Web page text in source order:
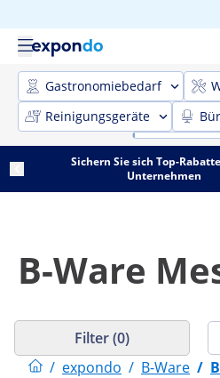
Gastronomiebedarf
Reinigungsgeräte
Sichern Sie sich Top-
Unternehmen
B-Ware
/ expondo / B-Ware /
Filter (0)